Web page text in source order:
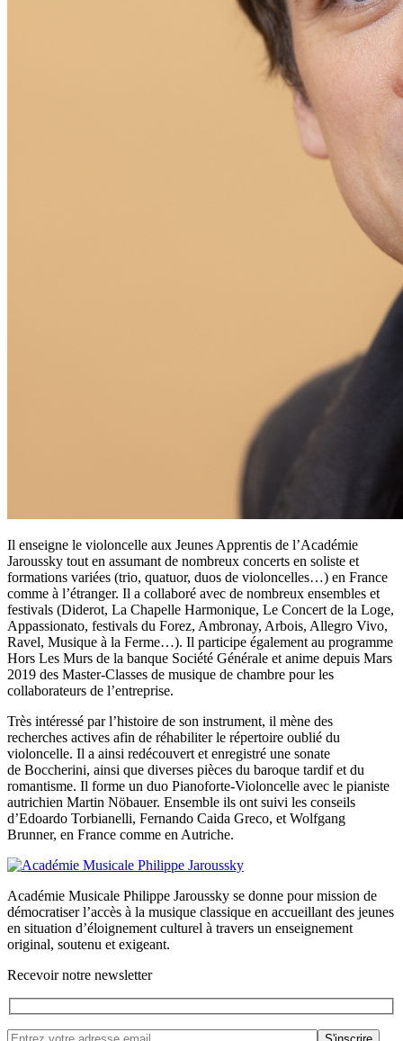
Il enseigne le violoncelle aux Jeunes Apprentis de l’Académie
Jaroussky tout en assumant de nombreux concerts en soliste et
formations variées (trio, quatuor, duos de violoncelles…) en France
comme à l’étranger. Il a collaboré avec de nombreux ensembles et
festivals (Diderot, La Chapelle Harmonique, Le Concert de la Loge,
Appassionato, festivals du Forez, Ambronay, Arbois, Allegro Vivo,
Ravel, Musique à la Ferme…). Il participe également au programme
Hors Les Murs de la banque Société Générale et anime depuis Mars
2019 des Master-Classes de musique de chambre pour les
collaborateurs de l’entreprise.
Très intéressé par l’histoire de son instrument, il mène des
recherches actives afin de réhabiliter le répertoire oublié du
violoncelle. Il a ainsi redécouvert et enregistré une sonate
de Boccherini, ainsi que diverses pièces du baroque tardif et du
romantisme. Il forme un duo Pianoforte-Violoncelle avec le pianiste
autrichien Martin Nöbauer. Ensemble ils ont suivi les conseils
d’Edoardo Torbianelli, Fernando Caida Greco, et Wolfgang
Brunner, en France comme en Autriche.
Académie Musicale Philippe Jaroussky se donne pour mission de
démocratiser l’accès à la musique classique en accueillant des jeunes
en situation d’éloignement culturel à travers un enseignement
original, soutenu et exigeant.
Recevoir notre newsletter